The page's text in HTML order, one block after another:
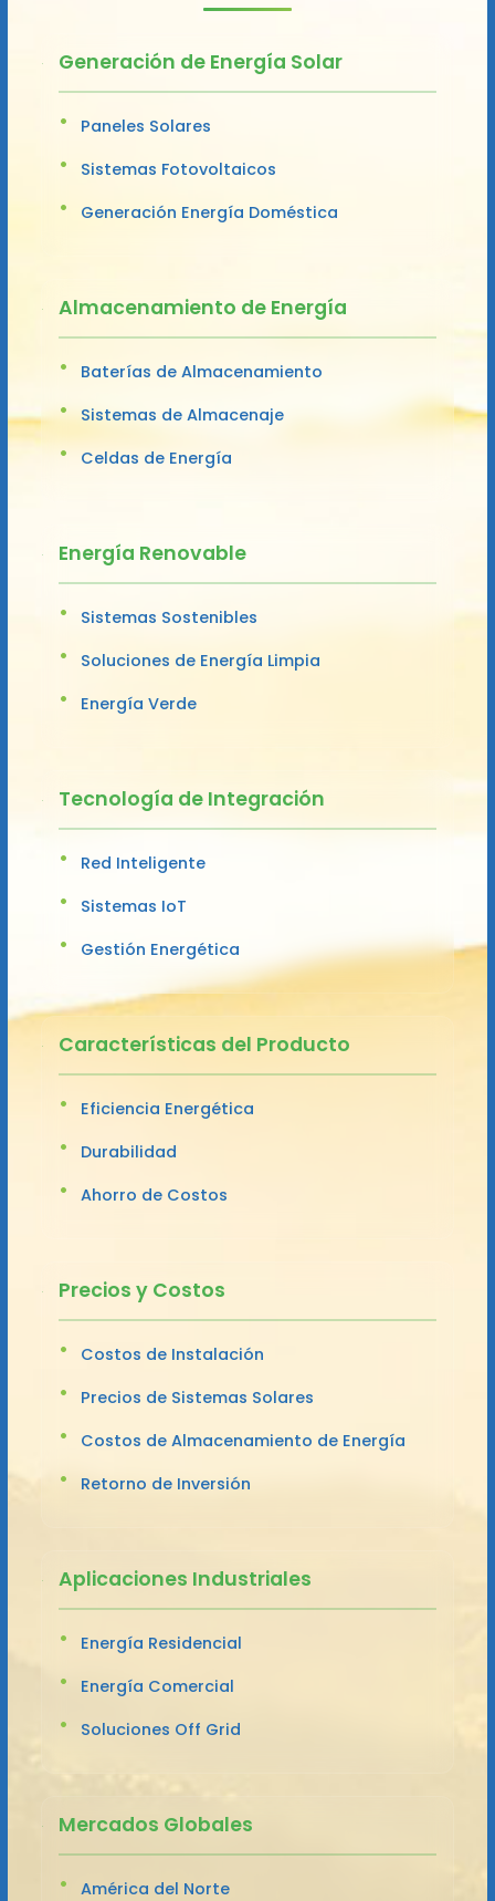
Generación de Energía Solar
Paneles Solares
Sistemas Fotovoltaicos
Generación Energía Doméstica
Almacenamiento de Energía
Baterías de Almacenamiento
Sistemas de Almacenaje
Celdas de Energía
Energía Renovable
Sistemas Sostenibles
Soluciones de Energía Limpia
Energía Verde
Tecnología de Integración
Red Inteligente
Sistemas IoT
Gestión Energética
Características del Producto
Eficiencia Energética
Durabilidad
Ahorro de Costos
Precios y Costos
Costos de Instalación
Precios de Sistemas Solares
Costos de Almacenamiento de Energía
Retorno de Inversión
Aplicaciones Industriales
Energía Residencial
Energía Comercial
Soluciones Off Grid
Mercados Globales
América del Norte